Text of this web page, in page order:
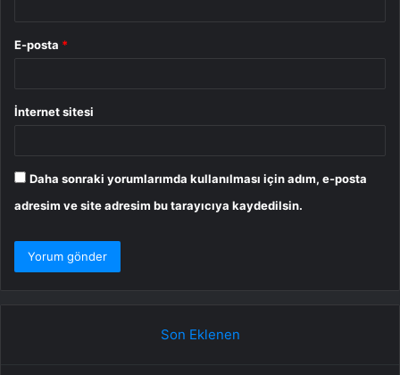
E-posta *
İnternet sitesi
Daha sonraki yorumlarımda kullanılması için adım, e-posta
adresim ve site adresim bu tarayıcıya kaydedilsin.
Son Eklenen